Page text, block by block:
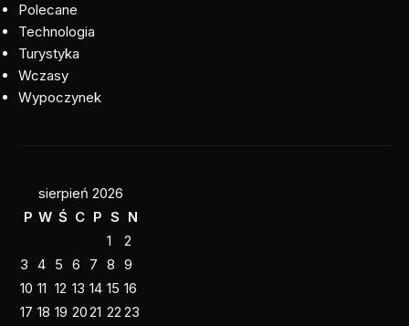
Polecane
Technologia
Turystyka
Wczasy
Wypoczynek
sierpień 2026
P W Ś C P S N
1
2
3 4 5 6 7 8 9
10 11 12 13 14 15 16
17 18 19 2021 22 23